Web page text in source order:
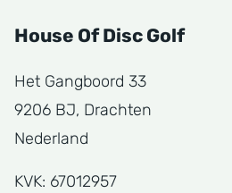
House Of Disc Golf
Het Gangboord 33
9206 BJ, Drachten
Nederland
KVK: 67012957